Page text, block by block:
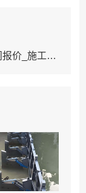
多支点钢坝闸生产厂家_多支点钢坝闸报价_施工案例